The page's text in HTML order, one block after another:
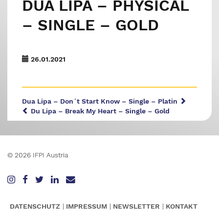
DUA LIPA – PHYSICAL
– SINGLE – GOLD
26.01.2021
Dua Lipa – Don´t Start Know – Single – Platin
Du Lipa – Break My Heart – Single – Gold
© 2026 IFPI Austria
DATENSCHUTZ IMPRESSUM NEWSLETTER KONTAKT